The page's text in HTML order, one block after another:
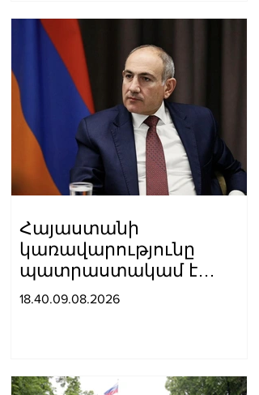
Հայաստանի
կառավարությունը
պատրաստակամ է
խորացնելու
երկուստեք
18.40.09.08.2026